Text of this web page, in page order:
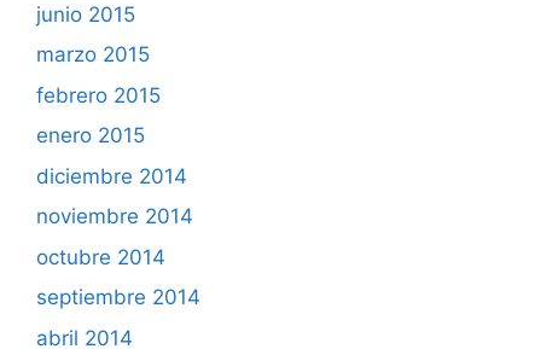
junio 2015
marzo 2015
febrero 2015
enero 2015
diciembre 2014
noviembre 2014
octubre 2014
septiembre 2014
abril 2014